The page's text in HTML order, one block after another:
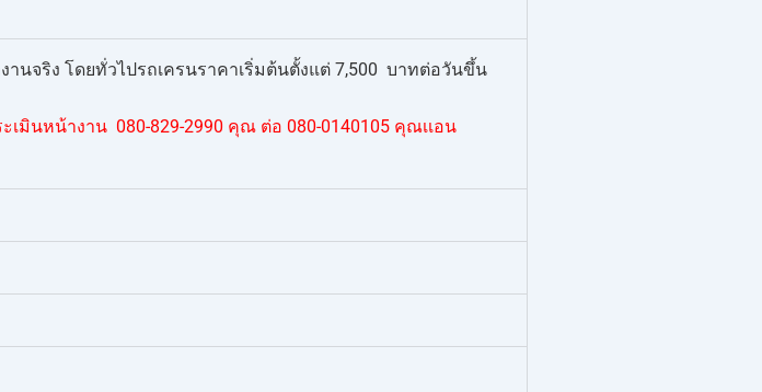
นจริง โดยทั่วไปรถเครนราคาเริ่มต้นตั้งแต่ 7,500 บาทต่อวันขึ้น
เมินหน้างาน 080-829-2990 คุณ ต่อ 080-0140105 คุณเเอน